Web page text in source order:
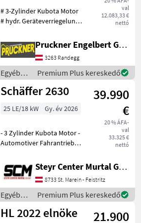
val
12.083,33 €
nettó
# 3-Zylinder Kubota Motor
# hydr. Geräteverriegelung
Bereifung 10.0/75-15.3 AS-
Profil # Fahrpedal für
Vor-/Retourfahrt #
Zusatzleitungen v
Pruckner Engelbert GmbH
3263 Randegg
Egyéb
mezőgazdasági
erőgépek
Schäffer
Premium Plus kereskedő
Schäffer 2630
39.990
€
20 % ÁFA-
val
33.325 €
nettó
25 LE/18 kW Gy. év 2026
- 3 Zylinder Kubota Motor -
Automotiver Fahrantrieb
KG - Euroaufnahme - hydr.
Förderleistung 37l/min -
200 Bar Arbeitsdruck - Fahr
Steyr Center Murtal GmbH
8733 St. Marein - Feistritz
Egyéb
mezőgazdasági
erőgépek
Premium Plus kereskedő
HL 2022 elnöke
21.900